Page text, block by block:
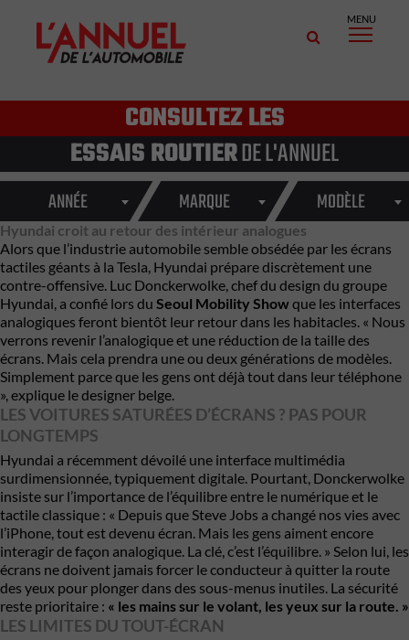
MENU
CONSULTEZ LES
ESSAIS ROUTIERDE L'ANNUEL
ANNÉE MARQUE MODÈLE
Hyundai croit au retour des intérieur analogues
Alors que l’industrie automobile semble obsédée par les écrans
tactiles géants à la Tesla, Hyundai prépare discrètement une
contre-offensive. Luc Donckerwolke, chef du design du groupe
Hyundai, a confié lors du Seoul Mobility Showque les interfaces
analogiques feront bientôt leur retour dans les habitacles. « Nous
verrons revenir l’analogique et une réduction de la taille des
écrans. Mais cela prendra une ou deux générations de modèles.
Simplement parce que les gens ont déjà tout dans leur téléphone
», explique le designer belge.
LES VOITURES SATURÉES D’ÉCRANS ? PAS POUR
LONGTEMPS
Hyundai a récemment dévoilé une interface multimédia
surdimensionnée, typiquement digitale. Pourtant, Donckerwolke
insiste sur l’importance de l’équilibre entre le numérique et le
tactile classique : « Depuis que Steve Jobs a changé nos vies avec
l’iPhone, tout est devenu écran. Mais les gens aiment encore
interagir de façon analogique. La clé, c’est l’équilibre. » Selon lui, les
écrans ne doivent jamais forcer le conducteur à quitter la route
des yeux pour plonger dans des sous-menus inutiles. La sécurité
reste prioritaire : « les mains sur le volant, les yeux sur la route. »
LES LIMITES DU TOUT-ÉCRAN